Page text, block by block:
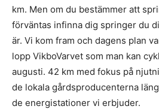
km. Men om du bestämmer att
förväntas infinna dig springer du
är. Vi kom fram och dagens plan
lopp VikboVarvet som man kan
augusti. 42 km med fokus på
de lokala gårdsproducenterna
de energistationer vi erbjuder.